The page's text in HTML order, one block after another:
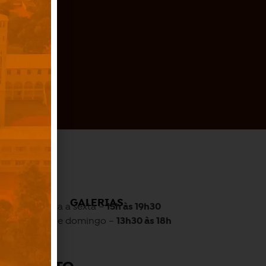
GALERIAS
Quarta a sexta –15h às 19h30
Sábado e domingo –13h30 às 18h